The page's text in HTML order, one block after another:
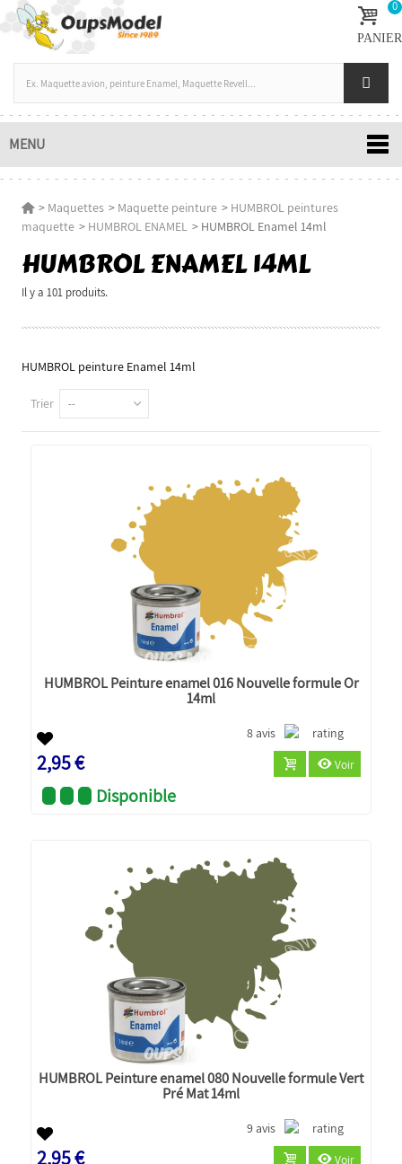
0
PANIER
MENU
> Maquettes > Maquette peinture > HUMBROL peintures
maquette > HUMBROL ENAMEL > HUMBROL Enamel 14ml
HUMBROL ENAMEL 14ML
Il y a 101 produits.
HUMBROL peinture Enamel 14ml
Trier --
HUMBROL Peinture enamel 016 Nouvelle formule Or
14ml
8 avis
2,95 € Voir
Disponible
HUMBROL Peinture enamel 080 Nouvelle formule Vert
Pré Mat 14ml
9 avis
2,95 € Voir